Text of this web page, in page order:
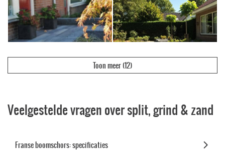
Toon meer(12)
Veelgestelde vragen over split, grind & zand
Franse boomschors: specificaties